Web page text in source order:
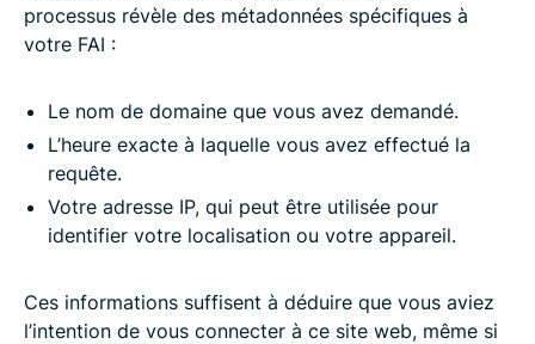
processus révèle des métadonnées spécifiques à
votre FAI :
Le nom de domaine que vous avez demandé.
L’heure exacte à laquelle vous avez effectué la
requête.
Votre adresse IP, qui peut être utilisée pour
identifier votre localisation ou votre appareil.
Ces informations suffisent à déduire que vous aviez
l’intention de vous connecter à ce site web, même si